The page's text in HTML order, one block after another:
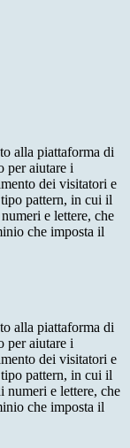
alla piattaforma di
per aiutare i
dei visitatori e
pattern, in cui il
e lettere, che
che imposta il
alla piattaforma di
per aiutare i
dei visitatori e
pattern, in cui il
numeri e lettere, che
che imposta il